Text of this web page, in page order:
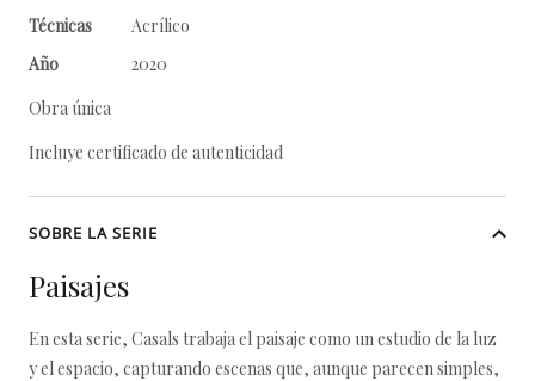
Técnicas
Acrílico
Año
2020
Obra única
Incluye certificado de autenticidad
SOBRE LA SERIE
Paisajes
En esta serie, Casals trabaja el paisaje como un estudio de la luz
y el espacio, capturando escenas que, aunque parecen simples,